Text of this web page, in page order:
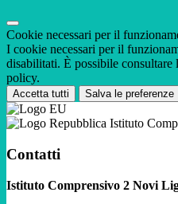
Cookie necessari per il
I cookie necessari per il
disabilitati. È possibile
policy.
Accetta tutti Salva le preferenze
Istituto
Contatti
Istituto Comprensivo 2 Novi